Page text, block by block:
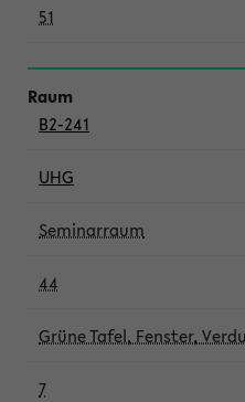
51
B2-241
UHG
Seminarraum
44
Grüne Tafel, Fenster,
7